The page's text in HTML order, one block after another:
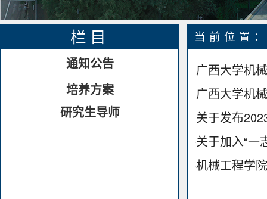
栏目
通知公告
培养方案
研究生导师
当前位置
·广西大学机
·广西大学机
·关于发布
·关于加入“一
·机械工程学